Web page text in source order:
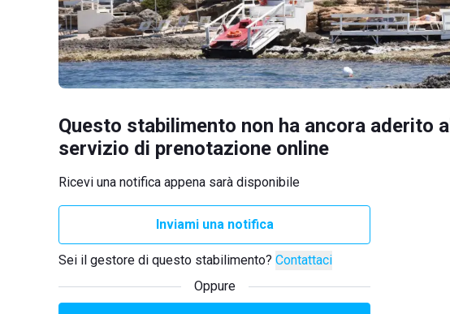
Questo stabilimento non ha ancora aderito al
servizio di prenotazione online
Ricevi una notifica appena sarà disponibile
Inviami una notifica
Sei il gestore di questo stabilimento? Contattaci
Oppure